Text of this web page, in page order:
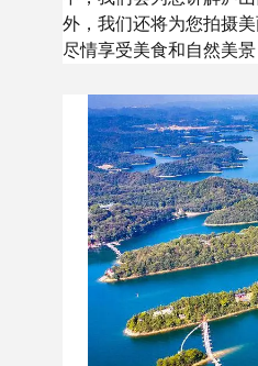
外，我们还将为您拍摄
尽情享受美食和自然美